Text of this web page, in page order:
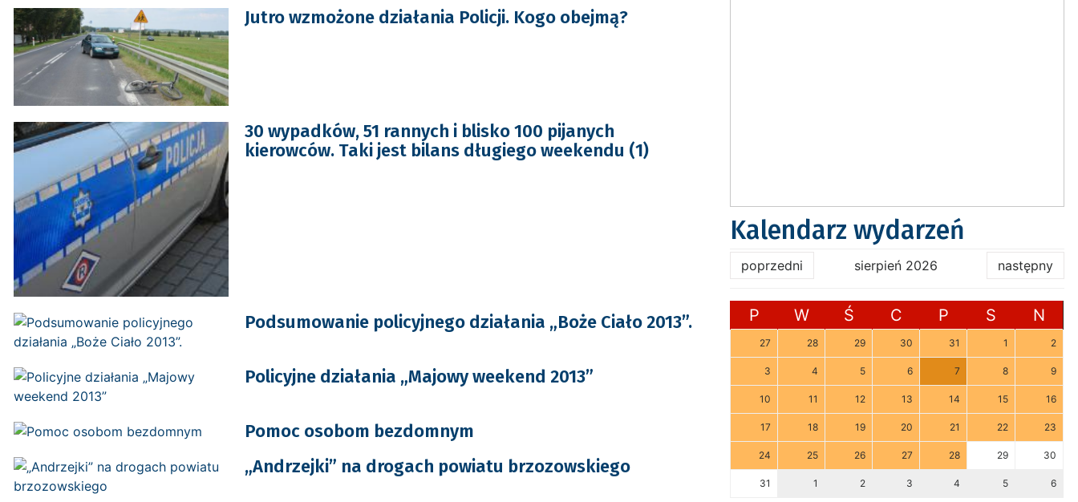
Jutro wzmożone działania Policji. Kogo obejmą?
30 wypadków, 51 rannych i blisko 100 pijanych
kierowców. Taki jest bilans długiego weekendu (1)
Podsumowanie policyjnego działania „Boże Ciało 2013”.
Policyjne działania „Majowy weekend 2013”
Pomoc osobom bezdomnym
„Andrzejki” na drogach powiatu brzozowskiego
Kalendarz wydarzeń
poprzedni sierpień 2026 następny
P W Ś C P S N
27 28 29 30 31 1 2
3 4 5 6 7 8 9
10 11 12 13 14 15 16
17 18 19 20 21 22 23
24 25 26 27 28 29 30
31 1 2 3 4 5 6